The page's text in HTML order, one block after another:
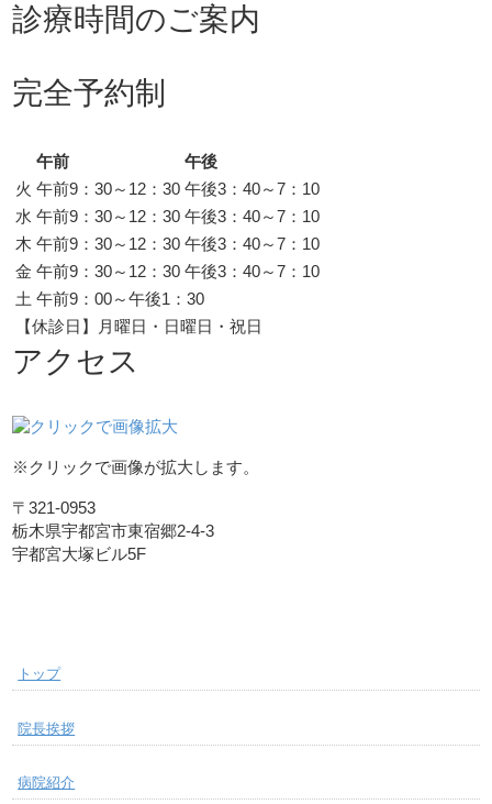
診療時間のご案内
完全予約制
午前
午後
火 午前9：30～12：30 午後3：40～7：10
水 午前9：30～12：30 午後3：40～7：10
木 午前9：30～12：30 午後3：40～7：10
金 午前9：30～12：30 午後3：40～7：10
土 午前9：00～午後1：30
【休診日】月曜日・日曜日・祝日
アクセス
※クリックで画像が拡大します。
〒321-0953
栃木県宇都宮市東宿郷2-4-3
宇都宮大塚ビル5F
トップ
院長挨拶
病院紹介